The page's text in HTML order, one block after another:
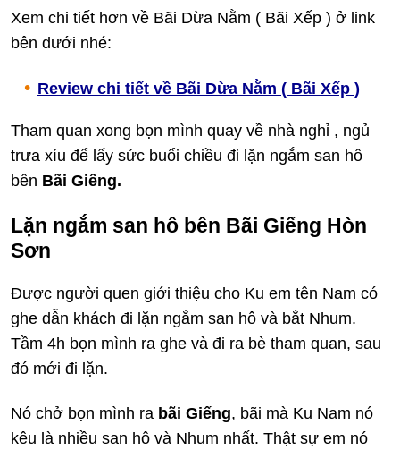
Xem chi tiết hơn về Bãi Dừa Nằm ( Bãi Xếp ) ở link
bên dưới nhé:
Review chi tiết về Bãi Dừa Nằm ( Bãi Xếp )
Tham quan xong bọn mình quay về nhà nghỉ , ngủ
trưa xíu để lấy sức buổi chiều đi lặn ngắm san hô
bên Bãi Giếng.
Lặn ngắm san hô bên Bãi Giếng Hòn
Sơn
Được người quen giới thiệu cho Ku em tên Nam có
ghe dẫn khách đi lặn ngắm san hô và bắt Nhum.
Tầm 4h bọn mình ra ghe và đi ra bè tham quan, sau
đó mới đi lặn.
Nó chở bọn mình ra bãi Giếng, bãi mà Ku Nam nó
kêu là nhiều san hô và Nhum nhất. Thật sự em nó